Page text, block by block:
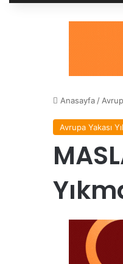
Anasayfa /
Avrupa Yakası